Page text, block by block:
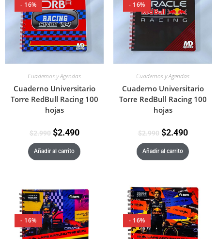
- 16%
Cuadernos y Agendas
Cuaderno Universitario
Torre RedBull Racing 100
hojas
$2.990 $2.490
Añadir al carrito
- 16%
Cuadernos y Agendas
Cuaderno Universitario
Torre RedBull Racing 100
hojas
$2.990 $2.490
Añadir al carrito
- 16% - 16%